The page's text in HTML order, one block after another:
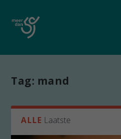
Tag: mand
ALLE Laatste